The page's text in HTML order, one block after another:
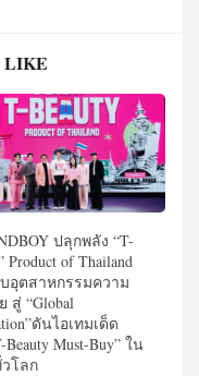
LIKE
ปลุกพลัง “T-
Product of Thailand
อุตสาหกรรมความ
สู่ “Global
ดันไอเทมเด็ด
Beauty Must-Buy” ใน
โลก